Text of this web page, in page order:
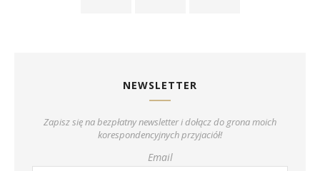
NEWSLETTER
Zapisz się na bezpłatny newsletter i dołącz do grona moich
korespondencyjnych przyjaciół!
Email